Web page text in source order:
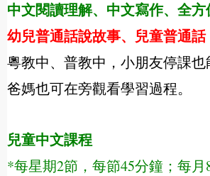
中文閱讀理解、中文寫作、全方
幼兒普通話說故事、兒童普通話
粵教中、普教中，小朋友停課也
爸媽也可在旁觀看學習過程。
兒童中文課程
*每星期2節，每節45分鐘；每